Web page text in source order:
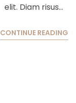
elit. Diam risus…
CONTINUE READING